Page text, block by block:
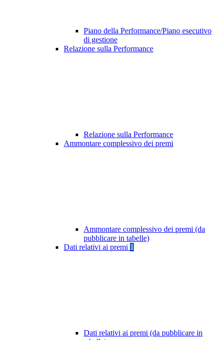
Piano della Performance/Piano esecutivo
di gestione
Relazione sulla Performance
Relazione sulla Performance
Ammontare complessivo dei premi
Ammontare complessivo dei premi (da
pubblicare in tabelle)
Dati relativi ai premi 1
Dati relativi ai premi (da pubblicare in